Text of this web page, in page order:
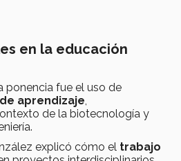
en la educación
ponencia fue el uso de
aprendizaje,
de la biotecnología y
explicó cómo el trabajo